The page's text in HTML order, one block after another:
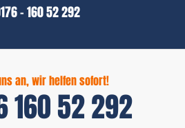
- 160 52 292
an, wir helfen sofort!
160 52 292